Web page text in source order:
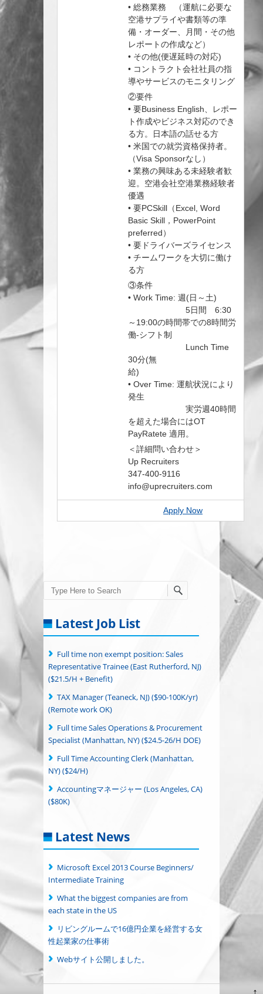
• 総務業務 （運航に必要な
空港サプライや書類等の準
備・オーダー、月間・その他
レポートの作成など）
• その他(便遅延時の対応)
• コントラクト会社社員の指
導やサービスのモニタリング
②要件
• 要Business English、レポー
ト作成やビジネス対応のでき
る方。日本語の話せる方
• 米国での就労資格保持者。
（Visa Sponsorなし）
• 業務の興味ある未経験者歓
迎。空港会社空港業務経験者
優遇
• 要PCSkill（Excel, Word
Basic Skill，PowerPoint
preferred）
• 要ドライバーズライセンス
• チームワークを大切に働け
る方
③条件
• Work Time: 週(日～土)
5日間 6:30
～19:00の時間帯での8時間労
働‐シフト制
Lunch Time
30分(無
給)
• Over Time: 運航状況により
発生
実労週40時間
を超えた場合にはOT
PayRatete 適用。
＜詳細問い合わせ＞
Up Recruiters
347-400-9116
info@uprecruiters.com
Apply Now
Search
Latest Job List
Full time non exempt position: Sales
Representative Trainee (East Rutherford, NJ)
($21.5/H + Benefit)
TAX Manager (Teaneck, NJ) ($90-100K/yr)
(Remote work OK)
Full time Sales Operations & Procurement
Specialist (Manhattan, NY) ($24.5-26/H DOE)
Full Time Accounting Clerk (Manhattan,
NY) ($24/H)
Accountingマネージャー (Los Angeles, CA)
($80K)
Latest News
Microsoft Excel 2013 Course Beginners/
Intermediate Training
What the biggest companies are from
each state in the US
リビングルームで16億円企業を経営する女
性起業家の仕事術
Webサイト公開しました。